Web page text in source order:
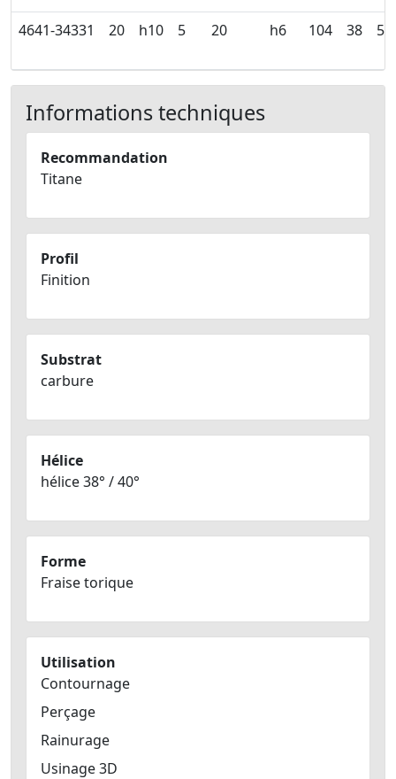
4641-34331 20 h10 5 20 h6 104 38 54
Informations techniques
Recommandation
Titane
Profil
Finition
Substrat
carbure
Hélice
hélice 38° / 40°
Forme
Fraise torique
Utilisation
Contournage
Perçage
Rainurage
Usinage 3D